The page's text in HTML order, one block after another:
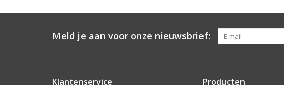
Meld je aan voor onze nieuwsbrief:
Klantenservice Producten